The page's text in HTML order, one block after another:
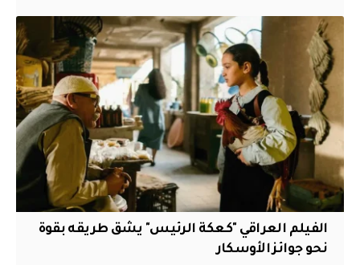
الفيلم العراقي "كعكة الرئيس" يشق طريقه بقوة
نحو جوائز الأوسكار